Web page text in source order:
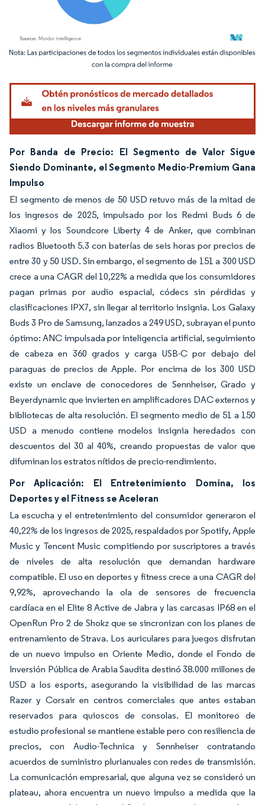
Imagen © Mordor Intelligence. El uso requiere atribución según CC BY 4.0.
Por Banda de Precio: El Segmento de Valor Sigue
Siendo Dominante, el Segmento Medio-Premium Gana
Impulso
El segmento de menos de 50 USD retuvo más de la mitad de
los ingresos de 2025, impulsado por los Redmi Buds 6 de
Xiaomi y los Soundcore Liberty 4 de Anker, que combinan
radios Bluetooth 5.3 con baterías de seis horas por precios de
entre 30 y 50 USD. Sin embargo, el segmento de 151 a 300 USD
crece a una CAGR del 10,22% a medida que los consumidores
pagan primas por audio espacial, códecs sin pérdidas y
clasificaciones IPX7, sin llegar al territorio insignia. Los Galaxy
Buds 3 Pro de Samsung, lanzados a 249 USD, subrayan el punto
óptimo: ANC impulsada por inteligencia artificial, seguimiento
de cabeza en 360 grados y carga USB-C por debajo del
paraguas de precios de Apple. Por encima de los 300 USD
existe un enclave de conocedores de Sennheiser, Grado y
Beyerdynamic que invierten en amplificadores DAC externos y
bibliotecas de alta resolución. El segmento medio de 51 a 150
USD a menudo contiene modelos insignia heredados con
descuentos del 30 al 40%, creando propuestas de valor que
difuminan los estratos nítidos de precio-rendimiento.
Por Aplicación: El Entretenimiento Domina, los
Deportes y el Fitness se Aceleran
La escucha y el entretenimiento del consumidor generaron el
40,22% de los ingresos de 2025, respaldados por Spotify, Apple
Music y Tencent Music compitiendo por suscriptores a través
de niveles de alta resolución que demandan hardware
compatible. El uso en deportes y fitness crece a una CAGR del
9,92%, aprovechando la ola de sensores de frecuencia
cardíaca en el Elite 8 Active de Jabra y las carcasas IP68 en el
OpenRun Pro 2 de Shokz que se sincronizan con los planes de
entrenamiento de Strava. Los auriculares para juegos disfrutan
de un nuevo impulso en Oriente Medio, donde el Fondo de
Inversión Pública de Arabia Saudita destinó 38.000 millones de
USD a los esports, asegurando la visibilidad de las marcas
Razer y Corsair en centros comerciales que antes estaban
reservados para quioscos de consolas. El monitoreo de
estudio profesional se mantiene estable pero con resiliencia de
precios, con Audio-Technica y Sennheiser contratando
acuerdos de suministro plurianuales con redes de transmisión.
La comunicación empresarial, que alguna vez se consideró un
plateau, ahora encuentra un nuevo impulso a medida que la